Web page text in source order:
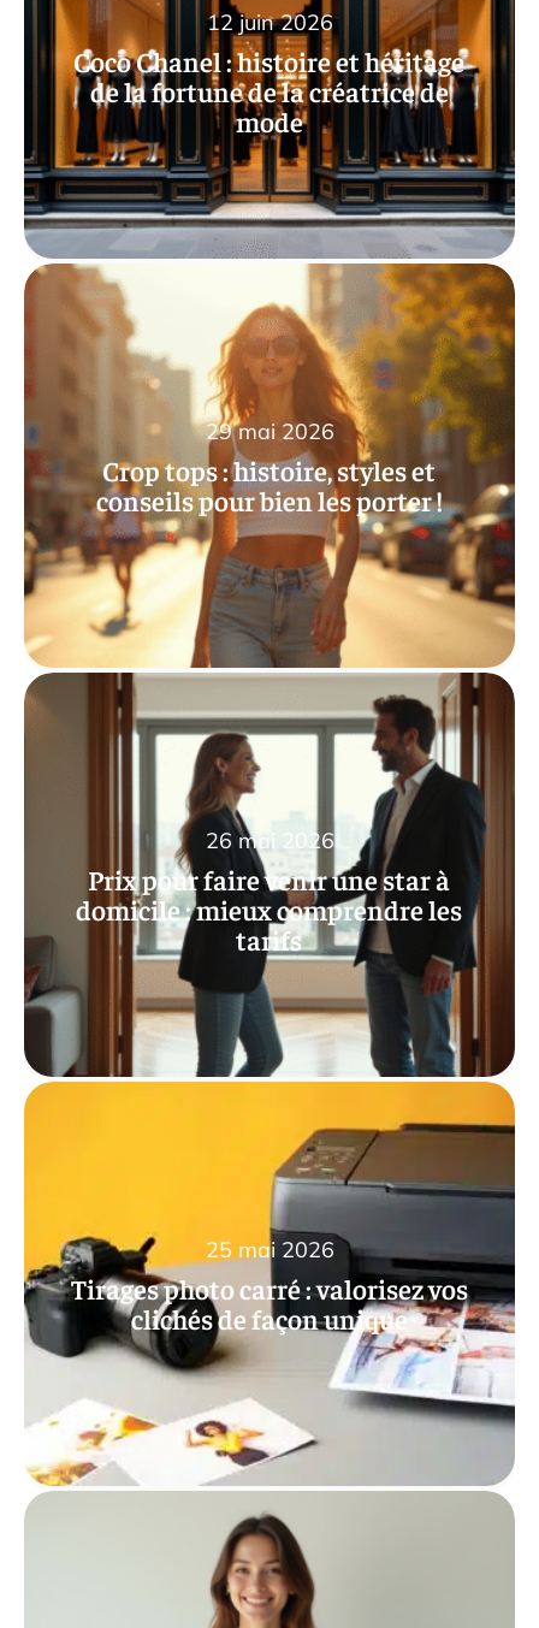
Coco Chanel : histoire et héritage
de la fortune de la créatrice de
mode
12 juin 2026
Crop tops : histoire, styles et
conseils pour bien les porter !
29 mai 2026
Prix pour faire venir une star à
domicile : mieux comprendre les
tarifs
26 mai 2026
Tirages photo carré : valorisez vos
clichés de façon unique
25 mai 2026